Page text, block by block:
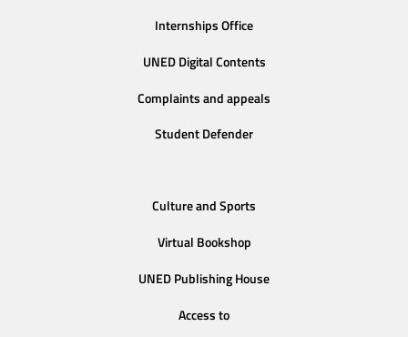
Internships Office
UNED Digital Contents
Complaints and appeals
Student Defender
Culture and Sports
Virtual Bookshop
UNED Publishing House
Access to